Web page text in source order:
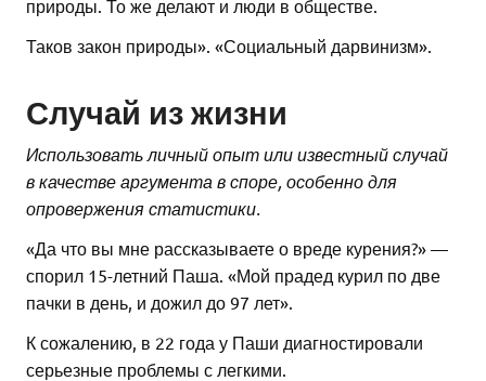
природы. То же делают и люди в обществе.
Таков закон природы». «Социальный дарвинизм».
Случай из жизни
Использовать личный опыт или известный случай
в качестве аргумента в споре, особенно для
опровержения статистики.
«Да что вы мне рассказываете о вреде курения?» —
спорил 15-летний Паша. «Мой прадед курил по две
пачки в день, и дожил до 97 лет».
К сожалению, в 22 года у Паши диагностировали
серьезные проблемы с легкими.